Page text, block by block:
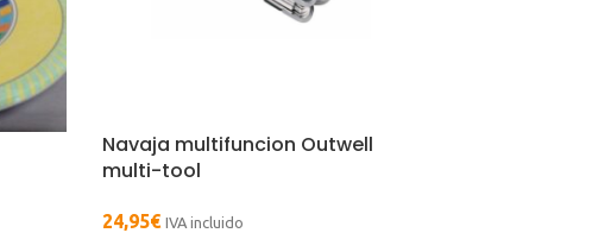
Navaja multifuncion Outwell
multi-tool
24,95€ IVA incluido